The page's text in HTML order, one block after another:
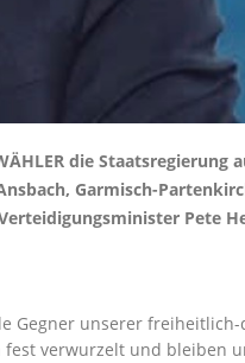
die
Garmisch-
Pete
Gegner unserer
verwurzelt und bleiben